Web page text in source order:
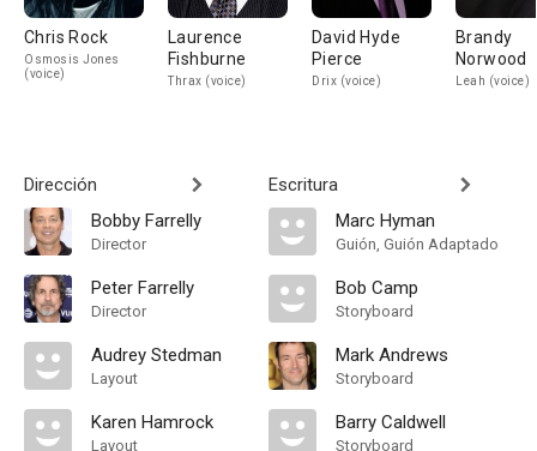
Chris Rock
Osmosis Jones
(voice)
Laurence
Fishburne
Thrax (voice)
David Hyde
Pierce
Drix (voice)
Brandy
Norwood
Leah (voice)
Dirección
Bobby Farrelly
Director
Peter Farrelly
Director
Audrey Stedman
Layout
Karen Hamrock
Layout
Escritura
Marc Hyman
Guión, Guión Adaptado
Bob Camp
Storyboard
Mark Andrews
Storyboard
Barry Caldwell
Storyboard